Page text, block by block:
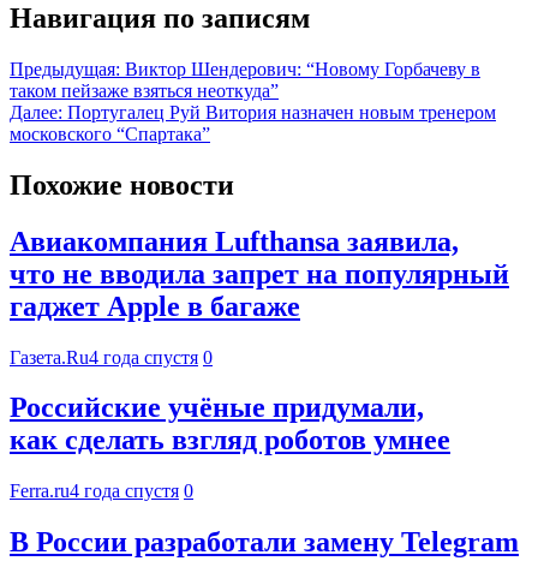
Навигация по записям
Предыдущая: Виктор Шендерович: “Новому Горбачеву в
таком пейзаже взяться неоткуда”
Далее: Португалец Руй Витория назначен новым тренером
московского “Спартака”
Похожие новости
Авиакомпания Lufthansa заявила,
что не вводила запрет на популярный
гаджет Apple в багаже
Газета.Ru4 года спустя 0
Российские учёные придумали,
как сделать взгляд роботов умнее
Ferra.ru4 года спустя 0
В России разработали замену Telegram